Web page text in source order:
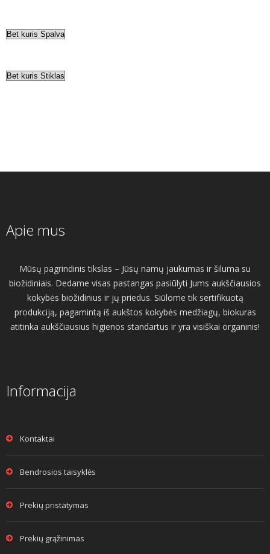
Apie mus
Mūsų pagrindinis tikslas – Jūsų namų jaukumas ir šiluma su
biožidiniais. Dedame visas pastangas pasiūlyti Jums aukščiausios
kokybės biožidinius ir jų priedus. Siūlome tik sertifikuotą
produkciją, pagamintą iš aukštos kokybės medžiagų, biokuras
atitinka aukščiausius higienos standartus ir yra visiškai organinis!
Informacija
Kontaktai
Bendrosios taisyklės
Prekių pristatymas
Prekių grąžinimas